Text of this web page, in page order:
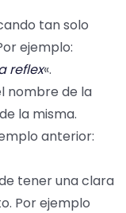
tan solo
ejemplo:
reflex«.
nombre de la
la misma.
anterior:
tener una clara
Por ejemplo